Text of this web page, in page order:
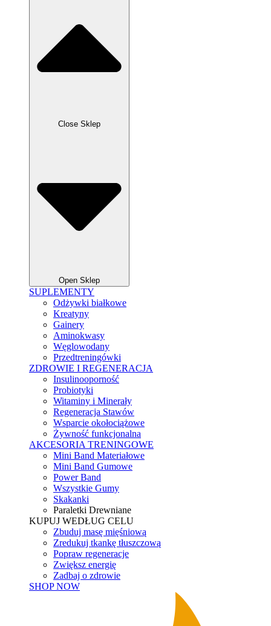
Close Sklep
Open Sklep
SUPLEMENTY
Odżywki białkowe
Kreatyny
Gainery
Aminokwasy
Węglowodany
Przedtreningówki
ZDROWIE I REGENERACJA
Insulinooporność
Probiotyki
Witaminy i Minerały
Regeneracja Stawów
Wsparcie okołociążowe
Żywność funkcjonalna
AKCESORIA TRENINGOWE
Mini Band Materiałowe
Mini Band Gumowe
Power Band
Wszystkie Gumy
Skakanki
Paraletki Drewniane
KUPUJ WEDŁUG CELU
Zbuduj masę mięśniową
Zredukuj tkankę tłuszczową
Popraw regeneracje
Zwiększ energię
Zadbaj o zdrowie
SHOP NOW